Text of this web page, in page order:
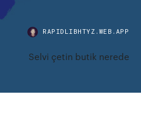
RAPIDLIBHTYZ.WEB.APP
Selvi çetin butik nerede